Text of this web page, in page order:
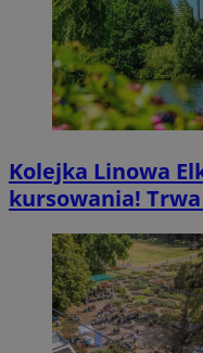
Kolejka Linowa
kursowania!